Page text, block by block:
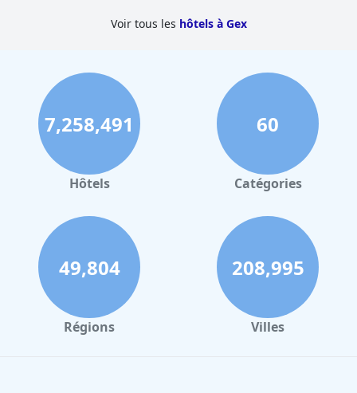
jour et d'améliorations.
Les chambres reçoivent des commentaires positifs pour leur
espace, leur propreté, leurs cuisines bien équipées et leurs lits
Cependant, certains clients ont mentionné des problèmes de
prix et de légères incohérences de réservation.
La propreté est généralement saluée, beaucoup décrivant
l'hôtel comme impeccable et bien entretenu. Cependant,
certains avis ont noté des problèmes tels que de la moisissure
dans les salles de bains, des cuisines sales et des toiles
d'araignées. La gentillesse, la serviabilité et le professionnalisme
du personnel se démarquent, contribuant à un séjour
particulièrement efficace et accommodante.
Les clients soulignent constamment des problèmes importants
avec le wifi gratuit de l'hôtel, le décrivant comme extrêmement
lent et peu fiable. Cependant, les options de stationnement
amples et gratuites sont notées positivement, ajoutant de la
commodité pour les voyageurs. La literie suscite des avis
mitigés, la plupart des clients trouvant les lits très confortables,
bien que quelques-uns aient rencontré des incohérences.
Voir tous les hôtels à Gex
7,258,491
Hôtels
60
Catégories
49,804
Régions
208,995
Villes